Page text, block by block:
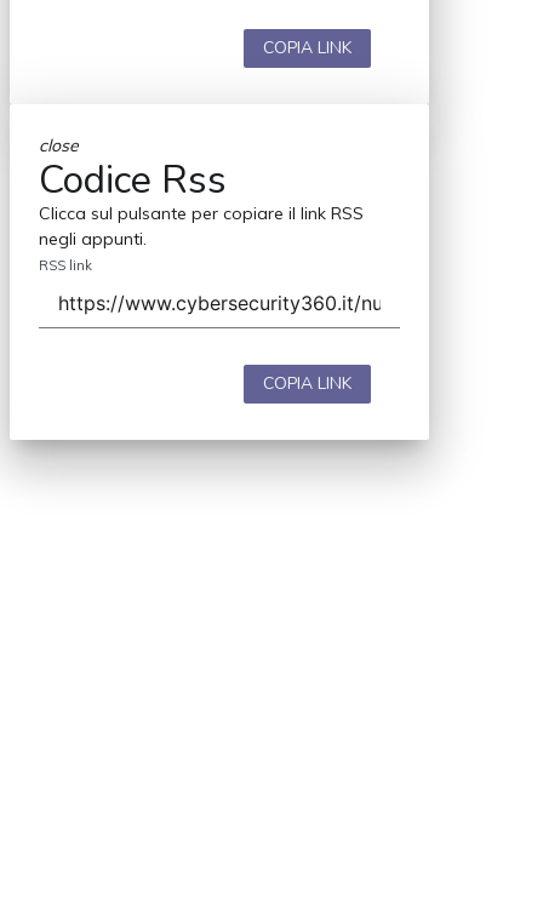
COPIA LINK
close
Codice Rss
Clicca sul pulsante per copiare il link RSS
negli appunti.
RSS link
COPIA LINK